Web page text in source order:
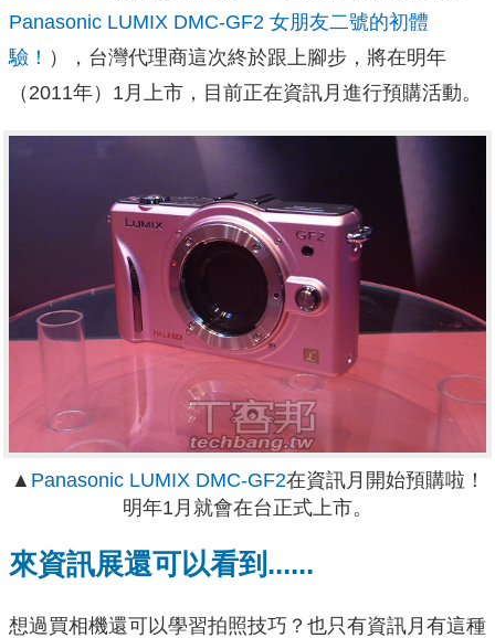
Panasonic LUMIX DMC-GF2 女朋友二號的初體
驗！ ），台灣代理商這次終於跟上腳步，將在明年
（2011年）1月上市，目前正在資訊月進行預購活動。
▲ Panasonic LUMIX DMC-GF2在資訊月開始預購啦！
明年1月就會在台正式上市。
來資訊展還可以看到......
想過買相機還可以學習拍照技巧？也只有資訊月有這種